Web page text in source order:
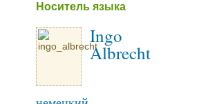
Носитель языка
Ingo
Albrecht